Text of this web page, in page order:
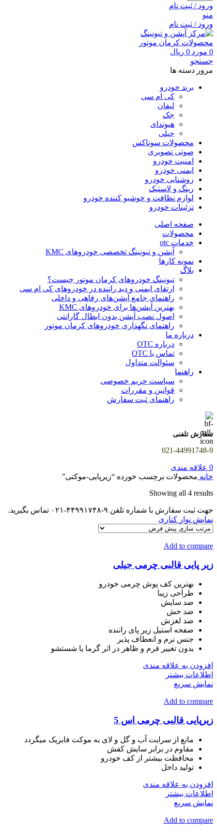
ورود / ثبت نام
منو
ورود / ثبت نام
0 مورد 0 ریال
جستجو
مرور دسته ها
برند خودرو
کی ام سی
لیفان
جک
هیوندای
جیلی
محصولات سوناکس
صوتی تصویری
امنیت خودرو
ایمنی خودرو
روشنایی خودرو
رینگ و لاستیک
لوازم نظافت و خوشبو کننده خودرو
تزئینات خودرو
صفحه اصلی
محصولات
خدمات otc
آپشن و تیونینگ تخصصی خودروهای KMC
نمونه کارها
بلاگ
تیونینگ خودروهای کرمان موتور چیست؟
ارتقای ایمنی و دید راننده در خودروهای کی ام سی
راهنمای جامع آپشن‌های رفاهی و داخلی
بهترین آپشن‌ها برای خودروهای KMC
اصول نصب آپشن بدون ابطال گارانتی
راهنمای نگهداری خودروهای کرمان موتور
درباره ما
درباره OTC
تماس با OTC
سئوالت متداول
راهنما
سیاست حریم خصوصی
قوانین و مقررات
راهنمای ثبت سفارش
سفارش تلفنی
021-44991748-9
0 علاقه مندی
خانه محصولات برچسب خورده “زیرپایی-موکتی”
Showing all 4 results
جهت ثبت سفارش با شماره تلفن ۹-۴۴۹۹۱۷۴۸-۰۲۱ تماس بگیرید.
نمایش نوار کناری
Add to compare
زیر پایی قالبی چرمی جیلی
بهترین کف پوش چرمی خودرو
طراحی زیبا
ضد سایش
ضد خش
ضد لغزش
صفحه استیل زیر پای راننده
جنس نرم و انعطاف پذیر
بدون تغییر فرم و ظاهر در اثر گرما یا شستشو
افزودن به علاقه مندی
اطلاعات بیشتر
نمایش سریع
Add to compare
زیرپایی قالبی چرمی اس 5
مانع از سرایت آب و گل و لای به موکت فابریک میگردد
مقاوم در برابر سایش کفش
محافظت بیشتر از کف خودرو
تولید داخل
افزودن به علاقه مندی
اطلاعات بیشتر
نمایش سریع
Add to compare